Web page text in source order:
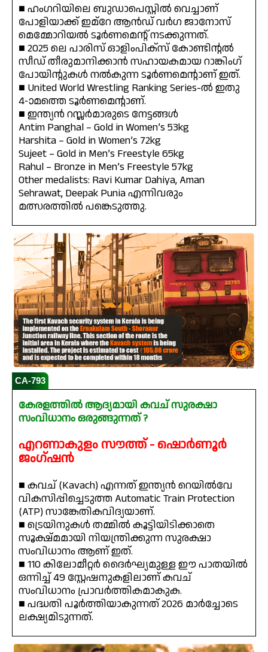
■ ഹംഗറിയിലെ ബുഡാപെസ്റ്റിൽ വെച്ചാണ്
പോളിയാക്ക് ഇമ്റേ ആൻഡ് വർഗ ജാനോസ്
മെമ്മോറിയൽ ടൂർണമെന്റ് നടക്കുന്നത്.
■ 2025 ലെ പാരിസ് ഓളിംപിക്സ് കോണ്ടിന്റൽ
സീഡ് തീരുമാനിക്കാൻ സഹായകമായ റാങ്കിംഗ്
പോയിന്റുകൾ നൽകുന്ന ടൂർണമെന്റാണ് ഇത്.
■ United World Wrestling Ranking Series-ൽ ഇതു
4-ാമത്തെ ടൂർണമെന്റാണ്.
■ ഇന്ത്യൻ റസ്ലർമാരുടെ നേട്ടങ്ങൾ
Antim Panghal – Gold in Women’s 53kg
Harshita – Gold in Women’s 72kg
Sujeet – Gold in Men’s Freestyle 65kg
Rahul – Bronze in Men’s Freestyle 57kg
Other medalists: Ravi Kumar Dahiya, Aman
Sehrawat, Deepak Punia എന്നിവരും
മത്സരത്തിൽ പങ്കെടുത്തു.
CA-793
കേരളത്തിൽ ആദ്യമായി കവച് സുരക്ഷാ
സംവിധാനം ഒരുങ്ങുന്നത് ?
എറണാകുളം സൗത്ത് - ഷൊർണൂർ
ജംഗ്ഷൻ
■ കവച് (Kavach) എന്നത് ഇന്ത്യൻ റെയിൽവേ
വികസിപ്പിച്ചെടുത്ത Automatic Train Protection
(ATP) സാങ്കേതികവിദ്യയാണ്.
■ ട്രെയിനുകൾ തമ്മിൽ കൂട്ടിയിടിക്കാതെ
സൂക്ഷ്മമായി നിയന്ത്രിക്കുന്ന സുരക്ഷാ
സംവിധാനം ആണ് ഇത്.
■ 110 കിലോമീറ്റർ ദൈർഘ്യമുള്ള ഈ പാതയിൽ
ഒന്നിച്ച് 49 സ്റ്റേഷനുകളിലാണ് കവച്
സംവിധാനം പ്രാവർത്തികമാകുക.
■ പദ്ധതി പൂർത്തിയാകുന്നത് 2026 മാർച്ചോടെ
ലക്ഷ്യമിടുന്നത്.